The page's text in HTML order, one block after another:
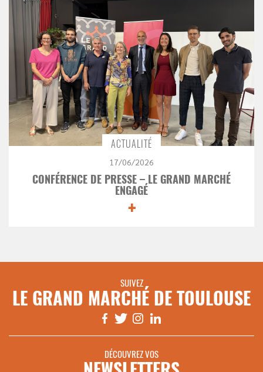
ACTUALITÉ
17/06/2026
CONFÉRENCE DE PRESSE – LE GRAND MARCHÉ
ENGAGÉ
+
SUIVEZ
LE GRAND MARCHÉ DE TOULOUSE
DÉCOUVREZ VOS